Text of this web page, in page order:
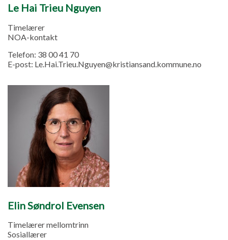
Le Hai Trieu Nguyen
Timelærer
NOA-kontakt
Telefon: 38 00 41 70
E-post: Le.Hai.Trieu.Nguyen@kristiansand.kommune.no
Elin Søndrol Evensen
Timelærer mellomtrinn
Sosiallærer